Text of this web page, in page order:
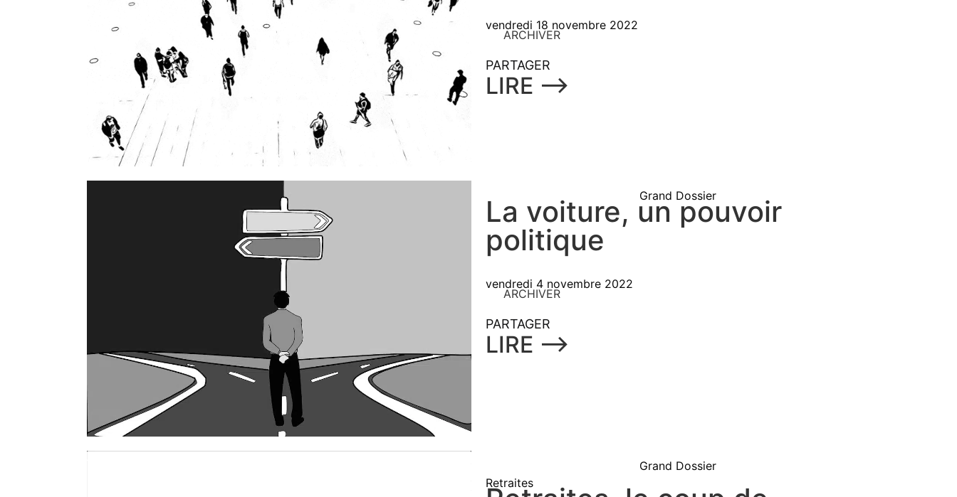
vendredi 18 novembre 2022
ARCHIVER
PARTAGER
LIRE ⟶
Grand Dossier
La voiture, un pouvoir
politique
vendredi 4 novembre 2022
ARCHIVER
PARTAGER
LIRE ⟶
Grand Dossier
Retraites